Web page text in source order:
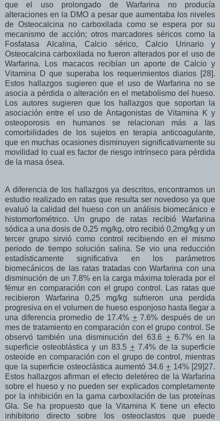
que el uso prolongado de Warfarina no producía
alteraciones en la DMO a pesar que aumentaba los niveles
de Osteocalcina no carboxilada como se espera por su
mecanismo de acción; otros marcadores séricos como la
Fosfatasa Alcalina, Calcio sérico, Calcio Urinario y
Osteocalcina carboxilada no fueron alterados por el uso de
Warfarina. Los macacos recibían un aporte de Calcio y
Vitamina D que superaba los requerimientos diarios [28].
Estos hallazgos sugieren que el uso de Warfarina no se
asocia a pérdida o alteración en el metabolismo del hueso.
Los autores sugieren que los hallazgos que soportan la
asociación entre el uso de Antagonistas de Vitamina K y
osteoporosis en humanos se relacionan más a las
comorbilidades de los sujetos en terapia anticoagulante,
que en muchas ocasiones disminuyen significativamente su
movilidad lo cual es factor de riesgo intrínseco para pérdida
de la masa ósea.
A diferencia de los hallazgos ya descritos, encontramos un
estudio realizado en ratas que resulta ser novedoso ya que
evaluó la calidad del hueso con un análisis biomecánico e
histomorfométrico. Un grupo de ratas recibió Warfarina
sódica a una dosis de 0,25 mg/kg, otro recibió 0,2mg/kg y un
tercer grupo sirvió como control recibiendo en el mismo
periodo de tiempo solución salina. Se vio una reducción
estadísticamente significativa en los parámetros
biomecánicos de las ratas tratadas con Warfarina con una
disminución de un 7.8% en la carga máxima tolerada por el
fémur en comparación con el grupo control. Las ratas que
recibieron Warfarina 0,25 mg/kg sufrieron una perdida
progresiva en el volumen de hueso esponjoso hasta llegar a
una diferencia promedio de 17.4% +7.6% después de un
mes de tratamiento en comparación con el grupo control. Se
observó también una disminución del 63.6 + 6.7% en la
superficie osteoblástica y un 83.5 + 7.4% de la superficie
osteoide en comparación con el grupo de control, mientras
que la superficie osteoclástica aumentó 34.6 + 14% [29]27.
Estos hallazgos afirman el efecto deletéreo de la Warfarina
sobre el hueso y no pueden ser explicados completamente
por la inhibición en la gama carboxilación de las proteínas
Gla. Se ha propuesto que la Vitamina K tiene un efecto
inhibitorio directo sobre los osteoclastos que puede